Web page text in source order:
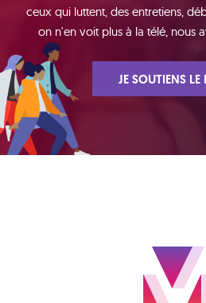
ceux qui luttent, des entretiens,
on n'en voit plus à la télé, nous
JE SOUTIENS LE